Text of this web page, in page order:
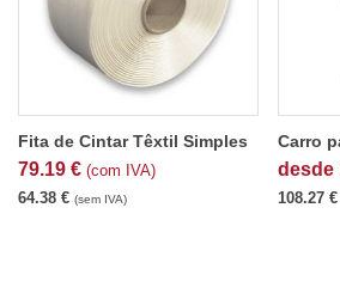
Fita de Cintar Têxtil Simples
79.19 € (com IVA)
64.38 € (sem IVA)
Carro
desde
108.27 €